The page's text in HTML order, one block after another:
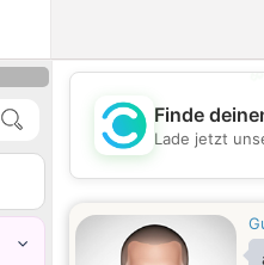
Finde
Lade jetzt